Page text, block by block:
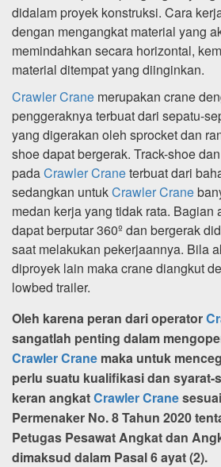
didalam proyek konstruksi. Cara
dengan mengangkat material yang
memindahkan secara horizontal,
material ditempat yang diinginkan.
Crawler Crane merupakan crane
penggeraknya terbuat dari sepatu-
yang digerakan oleh sprocket dan
shoe dapat bergerak. Track-shoe
padaCrawler Craneterbuat dari
sedangkan untukCrawler Crane
medan kerja yang tidak rata. Bagian
dapat berputar 360º dan bergerak
saat melakukan pekerjaannya. Bila
diproyek lain maka crane diangkut
lowbed trailer.
Oleh karena peran dari operator
sangatlah penting dalam
Crawler Crane maka untuk
perlu suatu kualifikasi dan syarat-
keran angkatCrawler Crane
Permenaker No. 8 Tahun 2020
Petugas Pesawat Angkat dan
dimaksud dalam Pasal 6 ayat (2).